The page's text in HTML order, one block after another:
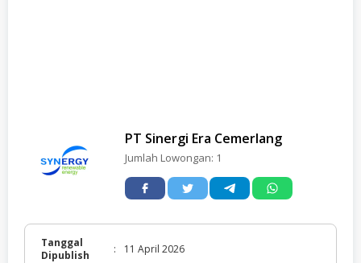
PT Sinergi Era Cemerlang
Jumlah Lowongan: 1
Tanggal
Dipublish
: 11 April 2026